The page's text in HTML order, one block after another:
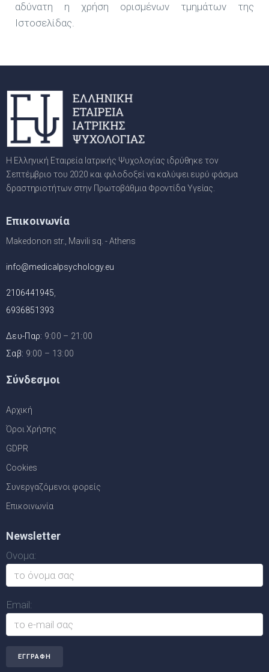
αδύνατη η χρήση ορισμένων τμημάτων της
Ιστοσελίδας.
Η Ελληνική Εταιρεία Ιατρικής Ψυχολογίας ιδρύθηκε τον
Σεπτέμβριο του 2020 και φιλοδοξεί να καλύψει ευρύ φάσμα
δραστηριοτήτων στην Πρωτοβάθμια Φροντίδα Υγείας.
Επικοινωνία
Makedonon str., Mavili sq. - Athens
info@medicalpsychology.eu
2106441945
6936851393
Δευ-Παρ: 9:00 – 21:00
Σαβ: 9:00 – 13:00
Σύνδεσμοι
Αρχική
Όροι Χρήσης
GDPR
Cookies
Συνεργαζόμενοι φορείς
Επικοινωνία
Newsletter
Ονομα:
Email: